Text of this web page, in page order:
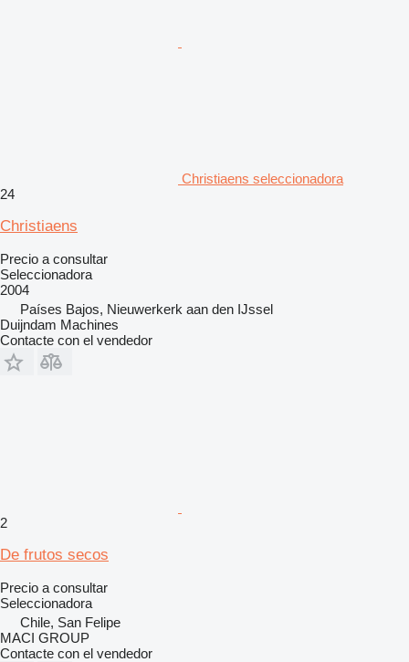
Christiaens seleccionadora
24
Christiaens
Precio a consultar
Seleccionadora
2004
Países Bajos, Nieuwerkerk aan den IJssel
Duijndam Machines
Contacte con el vendedor
2
De frutos secos
Precio a consultar
Seleccionadora
Chile, San Felipe
MACI GROUP
Contacte con el vendedor